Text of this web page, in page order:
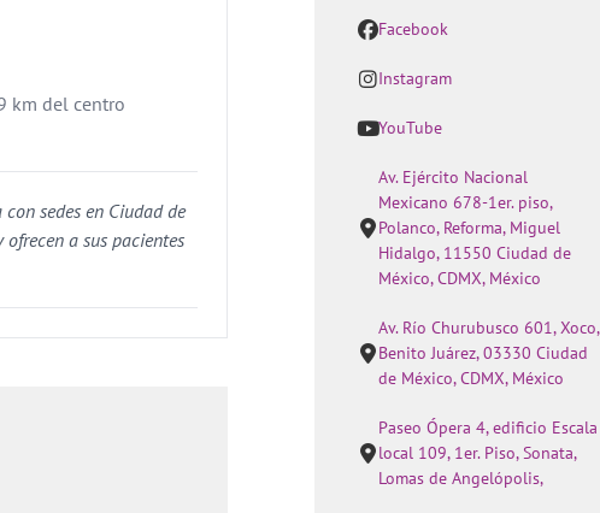
km del centro
sedes en Ciudad de
a sus pacientes
Facebook
Instagram
YouTube
Av. Ejército Nacional
Mexicano 678-1er. piso,
Polanco, Reforma, Miguel
Hidalgo, 11550 Ciudad de
México, CDMX, México
Av. Río Churubusco 601, Xoco,
Benito Juárez, 03330 Ciudad
de México, CDMX, México
Paseo Ópera 4, edificio Escala
local 109, 1er. Piso, Sonata,
Lomas de Angelópolis,